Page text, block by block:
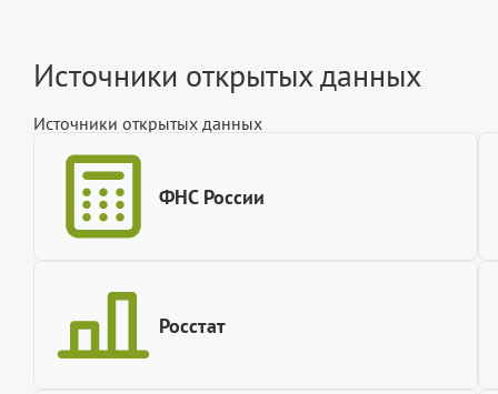
Источники открытых данных
Источники открытых данных
ФНС России
Росстат